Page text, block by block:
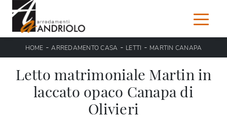
HOME -ARREDAMENTO CASA - LETTI - MARTIN CANAPA
Letto matrimoniale Martin in
laccato opaco Canapa di
Olivieri